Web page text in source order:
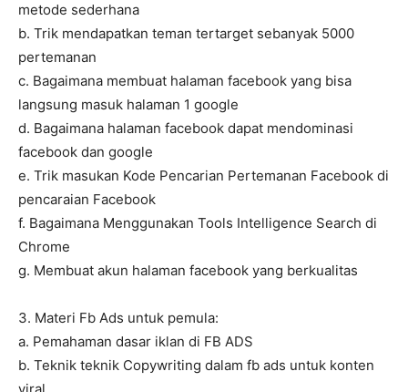
metode sederhana
b. Trik mendapatkan teman tertarget sebanyak 5000
pertemanan
c. Bagaimana membuat halaman facebook yang bisa
langsung masuk halaman 1 google
d. Bagaimana halaman facebook dapat mendominasi
facebook dan google
e. Trik masukan Kode Pencarian Pertemanan Facebook di
pencaraian Facebook
f. Bagaimana Menggunakan Tools Intelligence Search di
Chrome
g. Membuat akun halaman facebook yang berkualitas
3. Materi Fb Ads untuk pemula:
a. Pemahaman dasar iklan di FB ADS
b. Teknik teknik Copywriting dalam fb ads untuk konten